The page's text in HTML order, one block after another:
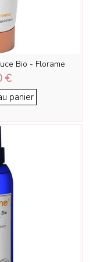
Bio - Florame
€
panier